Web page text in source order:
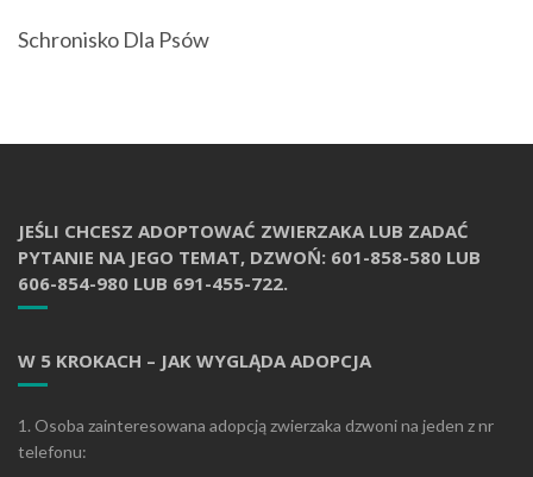
Schronisko Dla Psów
JEŚLI CHCESZ ADOPTOWAĆ ZWIERZAKA LUB ZADAĆ
PYTANIE NA JEGO TEMAT, DZWOŃ: 601-858-580 LUB
606-854-980 LUB 691-455-722.
W 5 KROKACH – JAK WYGLĄDA ADOPCJA
1. Osoba zainteresowana adopcją zwierzaka dzwoni na jeden z nr
telefonu: